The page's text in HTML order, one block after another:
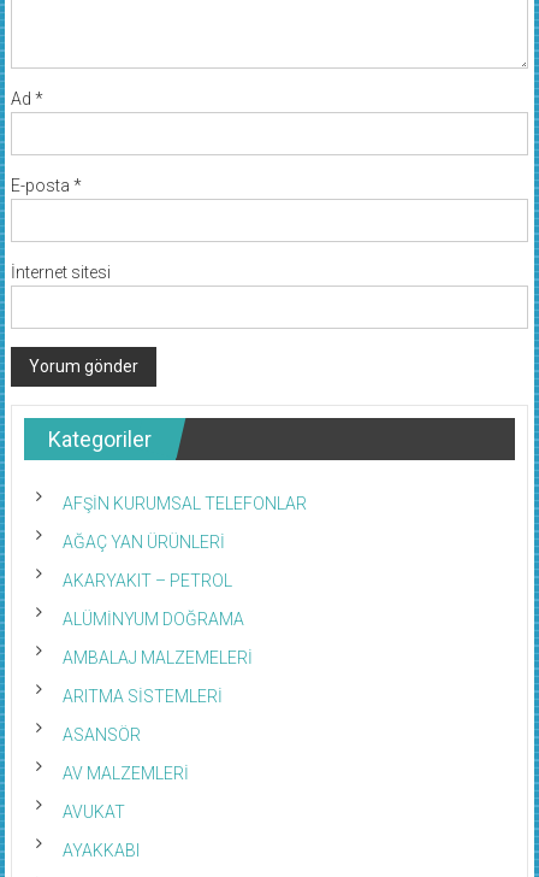
Ad *
E-posta *
İnternet sitesi
Kategoriler
AFŞİN KURUMSAL TELEFONLAR
AĞAÇ YAN ÜRÜNLERİ
AKARYAKIT – PETROL
ALÜMİNYUM DOĞRAMA
AMBALAJ MALZEMELERİ
ARITMA SİSTEMLERİ
ASANSÖR
AV MALZEMLERİ
AVUKAT
AYAKKABI